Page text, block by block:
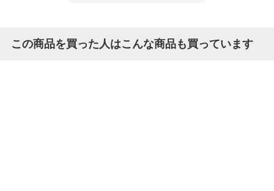
この商品を買った人はこんな商品も買っています